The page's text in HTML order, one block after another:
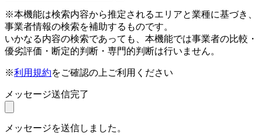
※本機能は検索内容から推定されるエリアと業種に基づき、
事業者情報の検索を補助するものです。
いかなる内容の検索であっても、本機能では事業者の比較・
優劣評価・断定的判断・専門的判断は行いません。
※利用規約をご確認の上ご利用ください
メッセージ送信完了
メッセージを送信しました。